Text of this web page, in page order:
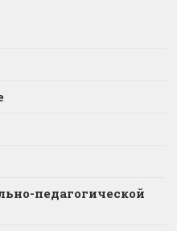
педагогической